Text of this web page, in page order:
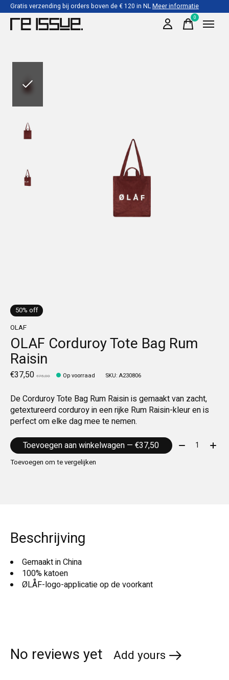
Gratis verzending bij orders boven de € 120 in NLMeer informatie
0items
50% off
OLAF
OLAF Corduroy Tote Bag Rum
Raisin
€37,50 €75,00 Op voorraad SKU: A230806
De Corduroy Tote Bag Rum Raisin is gemaakt van zacht,
getextureerd corduroy in een rijke Rum Raisin-kleur en is
perfect om elke dag mee te nemen.
Toevoegen aan winkelwagen — €37,50
Aantal:
Toevoegen om te vergelijken
Beschrijving
Gemaakt in China
100% katoen
ØLÅF-logo-applicatie op de voorkant
No reviews yet Add yours